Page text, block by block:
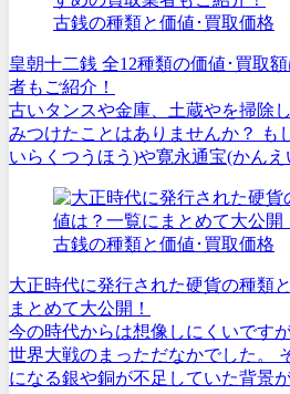
古銭の種類と価値･買取価格
皇朝十二銭 全12種類の価値･買取
者もご紹介！
古いタンスや金庫、土蔵やを掃除
みつけたことはありませんか？ も
いらくつうほう)や寛永通宝(かんえ
古銭の種類と価値･買取価格
大正時代に発行された硬貨の種類
まとめて大公開！
今の時代からは想像しにくいです
世界大戦のまっただなかでした。
になる銀や銅が不足していた背景